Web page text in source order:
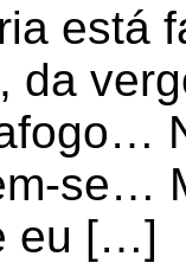
está
da
se…
eu […]